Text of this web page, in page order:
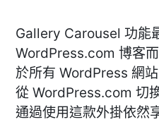
Gallery Carousel 功能
WordPress.com 博客
於所有 WordPress 網
從 WordPress.com 切
通過使用這款外掛依然